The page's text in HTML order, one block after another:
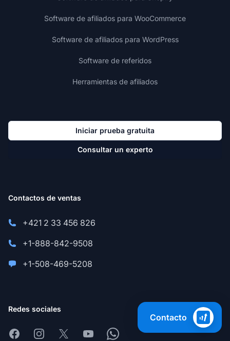
Software de afiliados para WooCommerce
Software de afiliados para WordPress
Software de referidos
Herramientas de afiliados
Iniciar prueba gratuita
Consultar un experto
Contactos de ventas
+421 2 33 456 826
+1-888-842-9508
+1-508-469-5208
Redes sociales
FacebookInstagram
X YoutubeWhatsapp
Contacto